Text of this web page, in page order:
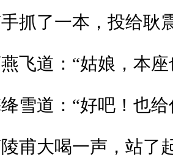
抓了一本，投给耿
飞道：“姑娘，本
雪道：“好吧！也给
甫大喝一声，站了